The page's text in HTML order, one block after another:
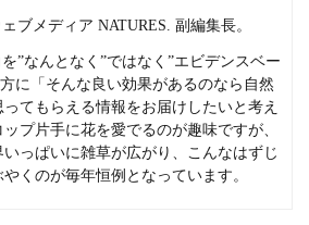
ブメディア NATURES. 副編集長。
”なんとなく”ではなく”エビデンスベー
に「そんな良い効果があるのなら自然
てもらえる情報をお届けしたいと考え
プ片手に花を愛でるのが趣味ですが、
っぱいに雑草が広がり、こんなはずじ
くのが毎年恒例となっています。